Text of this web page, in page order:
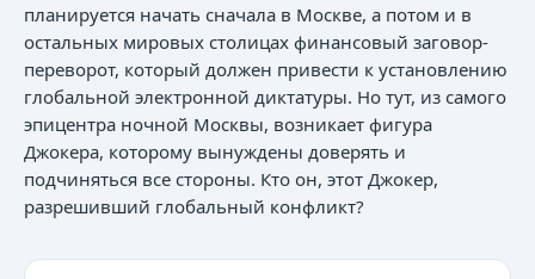
планируется начать сначала в Москве, а потом и в
остальных мировых столицах финансовый заговор-
переворот, который должен привести к установлению
глобальной электронной диктатуры. Но тут, из самого
эпицентра ночной Москвы, возникает фигура
Джокера, которому вынуждены доверять и
подчиняться все стороны. Кто он, этот Джокер,
разрешивший глобальный конфликт?